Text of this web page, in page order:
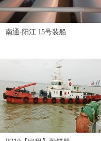
南通-阳江 15号装船